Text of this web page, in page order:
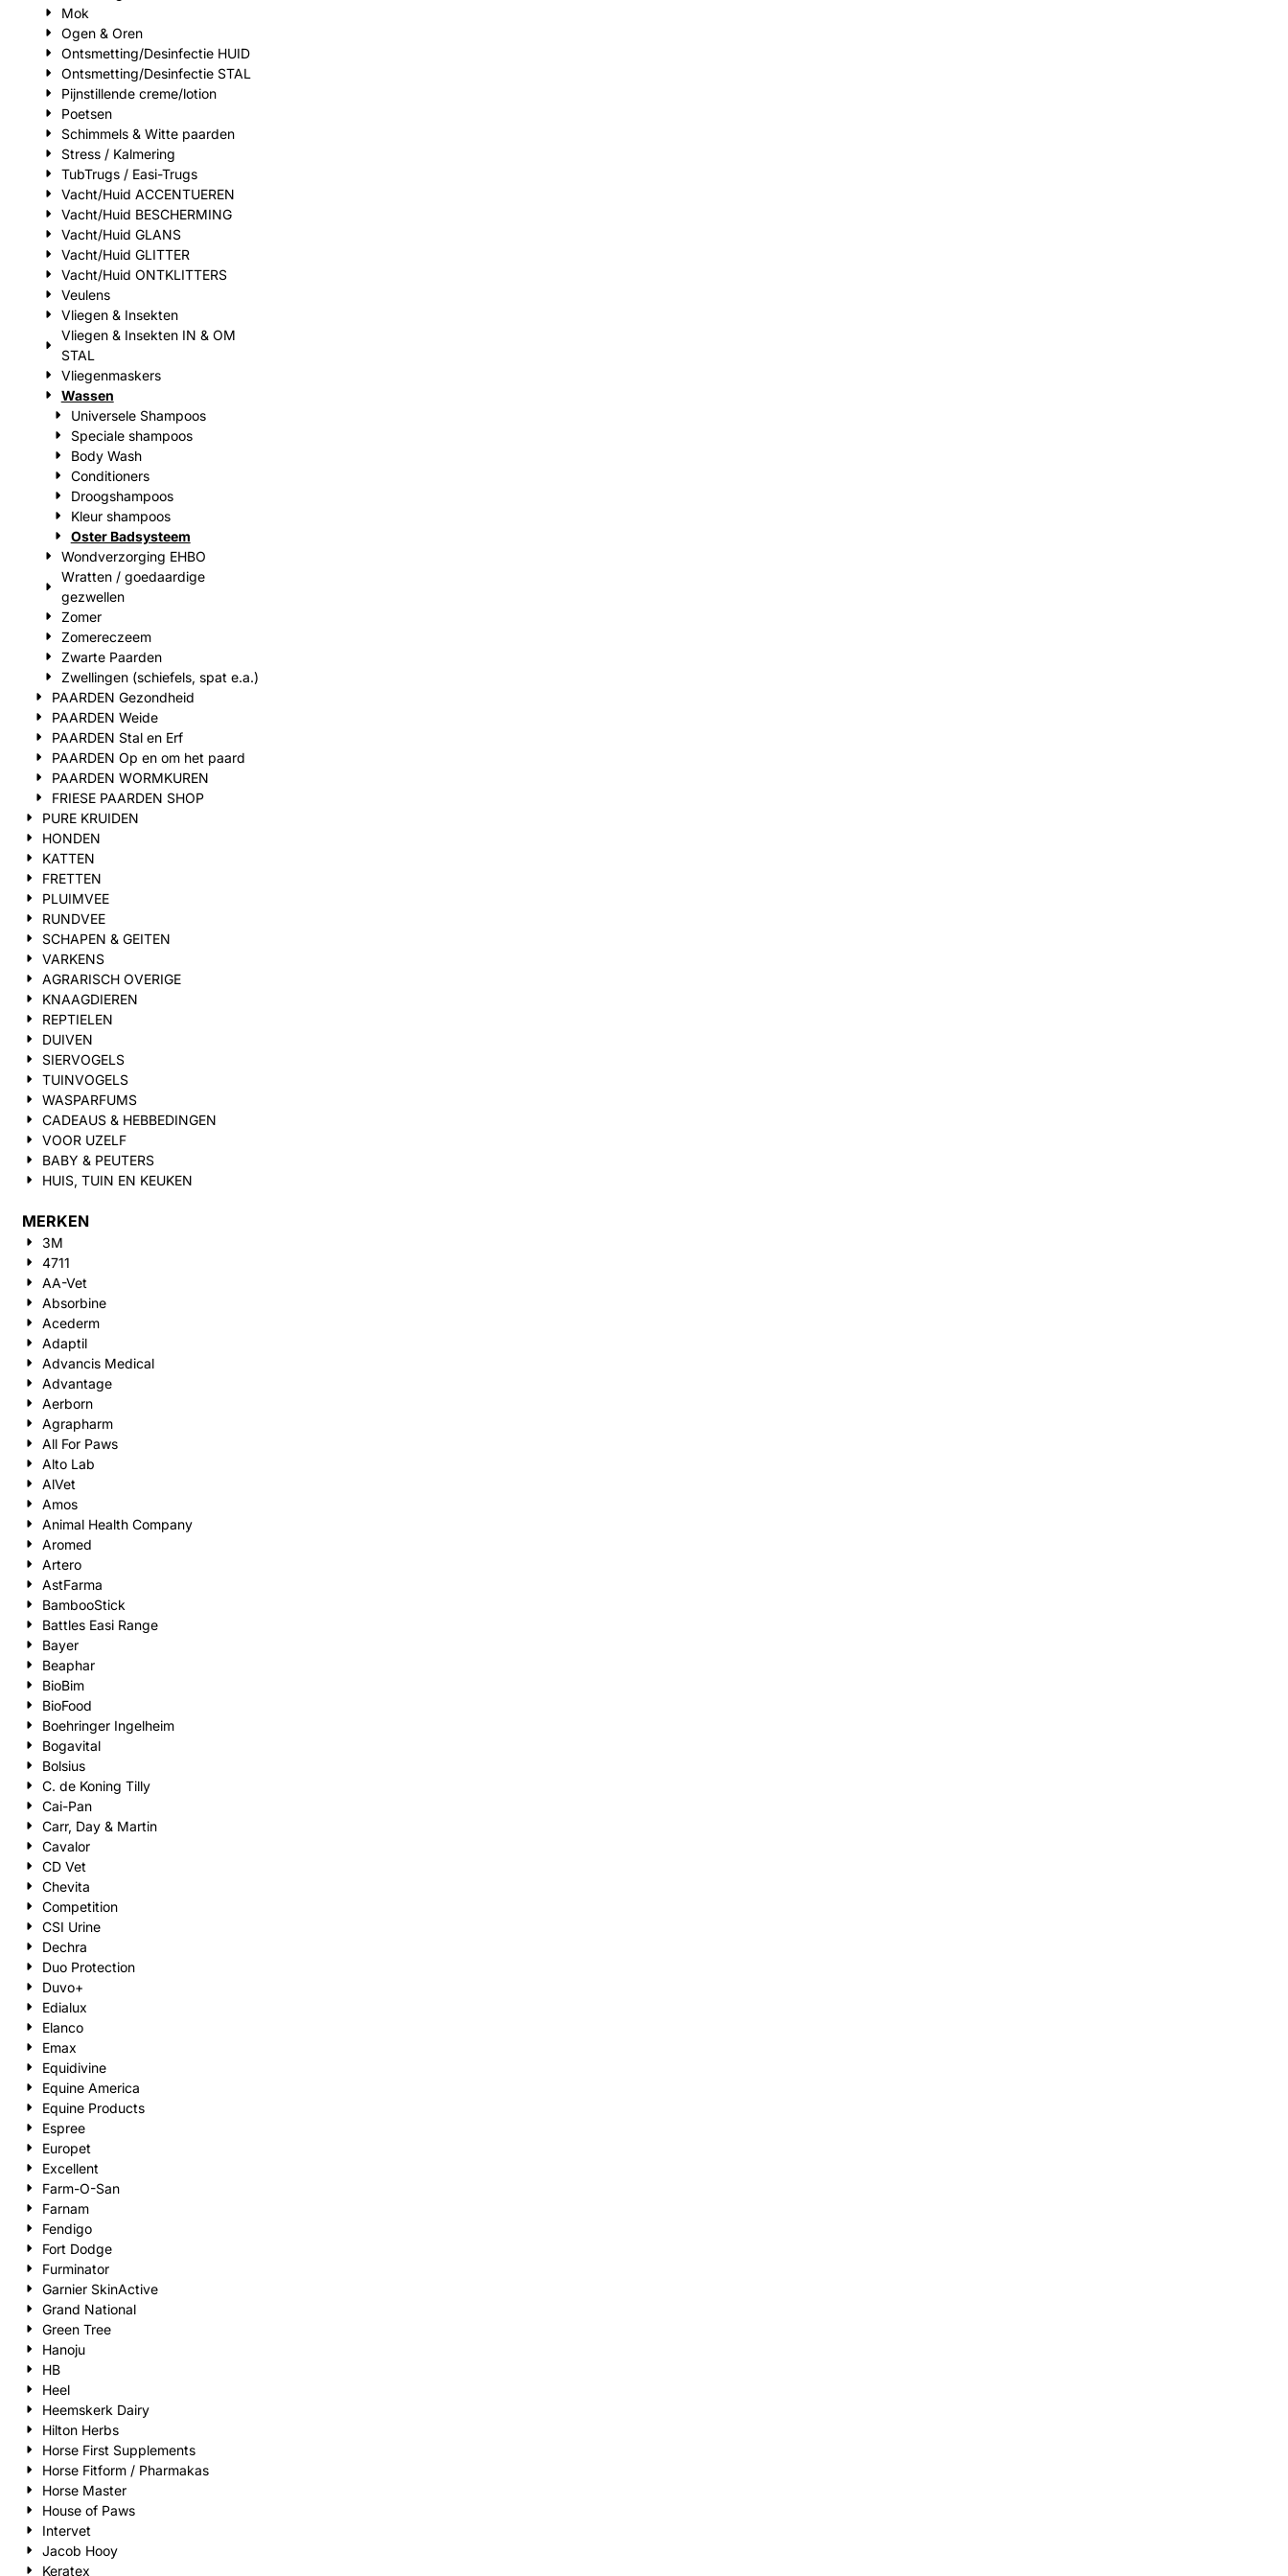
Mok
Ogen & Oren
Ontsmetting/Desinfectie HUID
Ontsmetting/Desinfectie STAL
Pijnstillende creme/lotion
Poetsen
Schimmels & Witte paarden
Stress / Kalmering
TubTrugs / Easi-Trugs
Vacht/Huid ACCENTUEREN
Vacht/Huid BESCHERMING
Vacht/Huid GLANS
Vacht/Huid GLITTER
Vacht/Huid ONTKLITTERS
Veulens
Vliegen & Insekten
Vliegen & Insekten IN & OM
STAL
Vliegenmaskers
Wassen
Universele Shampoos
Speciale shampoos
Body Wash
Conditioners
Droogshampoos
Kleur shampoos
Oster Badsysteem
Wondverzorging EHBO
Wratten / goedaardige
gezwellen
Zomer
Zomereczeem
Zwarte Paarden
Zwellingen (schiefels, spat e.a.)
PAARDEN Gezondheid
PAARDEN Weide
PAARDEN Stal en Erf
PAARDEN Op en om het paard
PAARDEN WORMKUREN
FRIESE PAARDEN SHOP
PURE KRUIDEN
HONDEN
KATTEN
FRETTEN
PLUIMVEE
RUNDVEE
SCHAPEN & GEITEN
VARKENS
AGRARISCH OVERIGE
KNAAGDIEREN
REPTIELEN
DUIVEN
SIERVOGELS
TUINVOGELS
WASPARFUMS
CADEAUS & HEBBEDINGEN
VOOR UZELF
BABY & PEUTERS
HUIS, TUIN EN KEUKEN
MERKEN
3M
4711
AA-Vet
Absorbine
Acederm
Adaptil
Advancis Medical
Advantage
Aerborn
Agrapharm
All For Paws
Alto Lab
AlVet
Amos
Animal Health Company
Aromed
Artero
AstFarma
BambooStick
Battles Easi Range
Bayer
Beaphar
BioBim
BioFood
Boehringer Ingelheim
Bogavital
Bolsius
C. de Koning Tilly
Cai-Pan
Carr, Day & Martin
Cavalor
CD Vet
Chevita
Competition
CSI Urine
Dechra
Duo Protection
Duvo+
Edialux
Elanco
Emax
Equidivine
Equine America
Equine Products
Espree
Europet
Excellent
Farm-O-San
Farnam
Fendigo
Fort Dodge
Furminator
Garnier SkinActive
Grand National
Green Tree
Hanoju
HB
Heel
Heemskerk Dairy
Hilton Herbs
Horse First Supplements
Horse Fitform / Pharmakas
Horse Master
House of Paws
Intervet
Jacob Hooy
Keratex